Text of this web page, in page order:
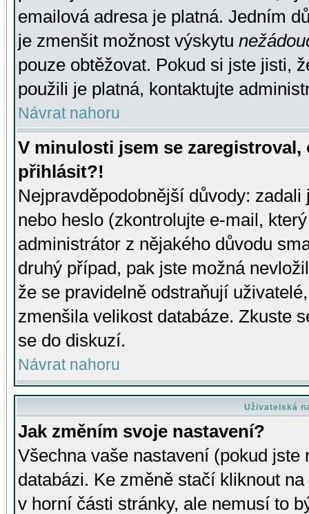
emailová adresa je platná. Jedním
je zmenšit možnost výskytu
pouze obtěžovat. Pokud si jste jisti,
použili je platná, kontaktujte
Návrat nahoru
V minulosti jsem se
přihlásit?!
Nejpravděpodobnější důvody:
nebo heslo (zkontrolujte e-mail,
administrátor z nějakého důvodu
druhý případ, pak jste možná
že se pravidelně odstraňují
zmenšila velikost databáze. Zkuste
se do diskuzí.
Návrat nahoru
Uživatelská
Jak změním svoje nastavení?
Všechna vaše nastavení (pokud
databázi. Ke změně stačí kliknout
v horní části stránky, ale nemusí to